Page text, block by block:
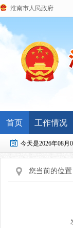
淮南市人民政府
首页 工作情况
今天是2026年08月
您当前的位置